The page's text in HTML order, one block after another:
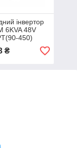
інвертор
6KVA 48V
450)
₴